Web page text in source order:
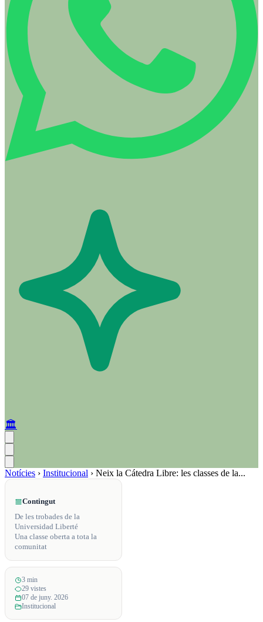
🏛️
Notícies › Institucional › Neix la Cátedra Libre: les classes de la...
Contingut
De les trobades de la
Universidad Liberté
Una classe oberta a tota la
comunitat
3 min
29 vistes
07 de juny. 2026
Institucional